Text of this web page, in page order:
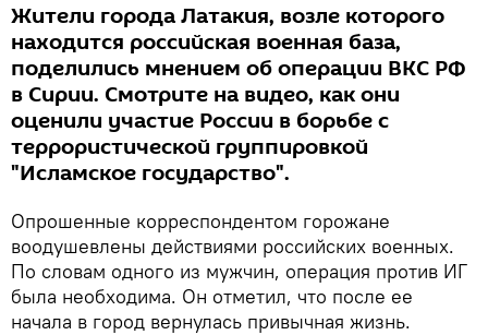
Жители города Латакия, возле которого
находится российская военная база,
поделились мнением об операции ВКС РФ
в Сирии. Смотрите на видео, как они
оценили участие России в борьбе с
террористической группировкой
"Исламское государство".
Опрошенные корреспондентом горожане
воодушевлены действиями российских военных.
По словам одного из мужчин, операция против ИГ
была необходима. Он отметил, что после ее
начала в город вернулась привычная жизнь.